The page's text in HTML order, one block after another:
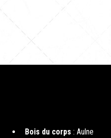
Bois du corps : Aulne